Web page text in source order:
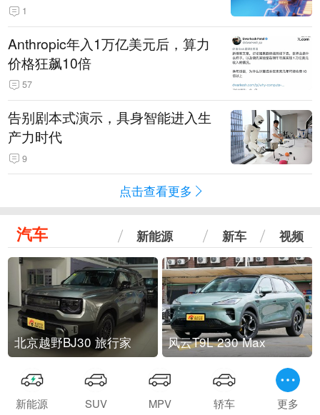
1
Anthropic年入1万亿美元后，算力
价格狂飙10倍
57
告别剧本式演示，具身智能进入生
产力时代
9
点击查看更多
汽车 新能源 新车 视频
北京越野BJ30 旅行家 风云T9L 230 Max
新能源 SUV MPV 轿车 更多